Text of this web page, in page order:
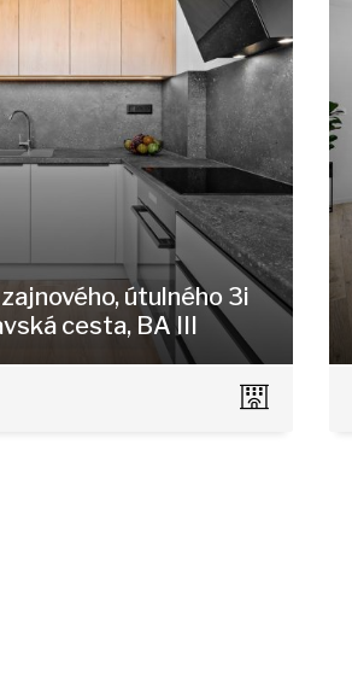
útulného 3i
cesta, BA III
27, Bratislava - Nové Mesto